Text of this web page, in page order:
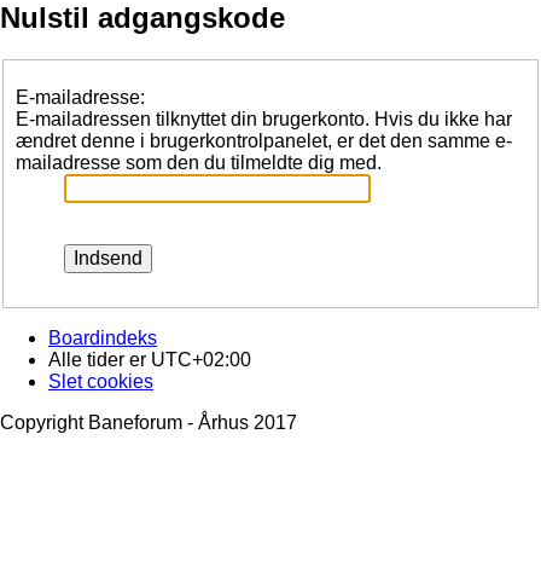
Nulstil adgangskode
E-mailadresse:
E-mailadressen tilknyttet din brugerkonto. Hvis du ikke har
ændret denne i brugerkontrolpanelet, er det den samme e-
mailadresse som den du tilmeldte dig med.
Boardindeks
Alle tider er UTC+02:00
Slet cookies
Copyright Baneforum - Århus 2017